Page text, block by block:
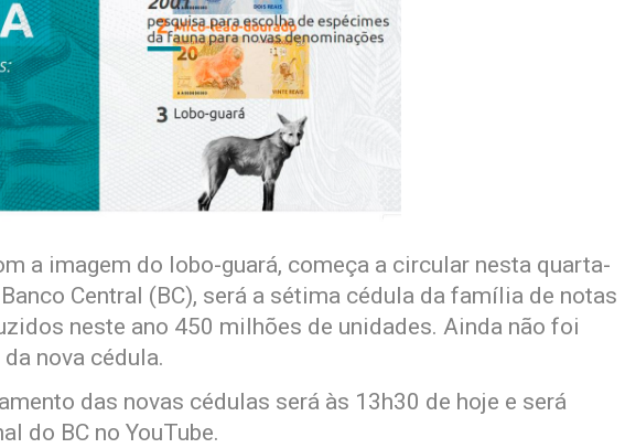
a imagem do lobo-guará, começa a circular nesta quarta-
Central (BC), será a sétima cédula da família de notas
neste ano 450 milhões de unidades. Ainda não foi
nova cédula.
das novas cédulas será às 13h30 de hoje e será
do BC no YouTube.